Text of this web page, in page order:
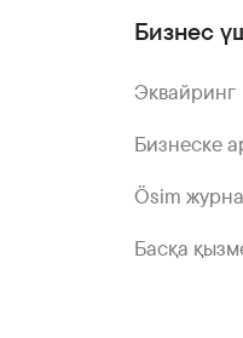
Бизнес
Эквайринг
Бизнеске
Ösim
Басқа